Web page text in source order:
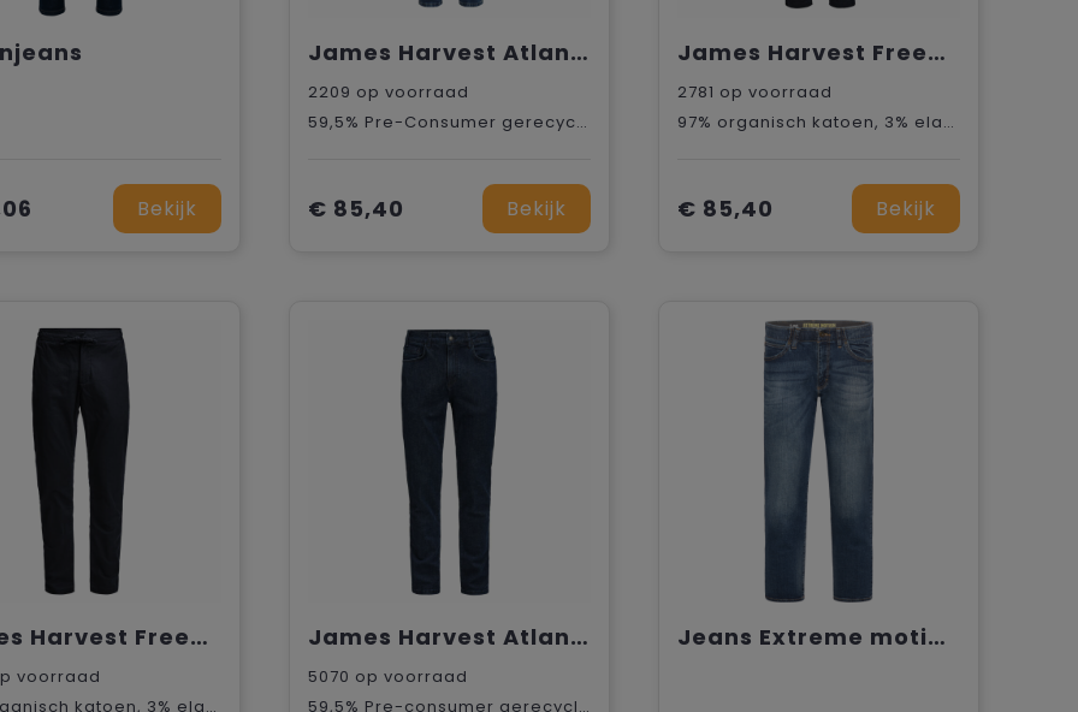
Bekijk
James Harvest Atlantis Broek Dames
2209 op voorraad
59,5% Pre-Consumer gerecycled katoen, 22% gerecycled polyester, 16% Post-Consumer gerecycled katoen, 2,5% elastaan, Gerecycled materiaal
€ 85,40 Bekijk
James Harvest Freehold Broek Dames
2781 op voorraad
97% organisch katoen, 3% elastaan
€ 85,40 Bekijk
James Harvest Freehold Broek Heren
voorraad
97% organisch katoen, 3% elastaan
James Harvest Atlantis Broek Heren
5070 op voorraad
59,5% Pre-consumer gerecycled katoen, 22% gerecycled polyester, 16% post-consumer gerecycled katoen, 2,5% elastaan
Jeans Extreme motion straight